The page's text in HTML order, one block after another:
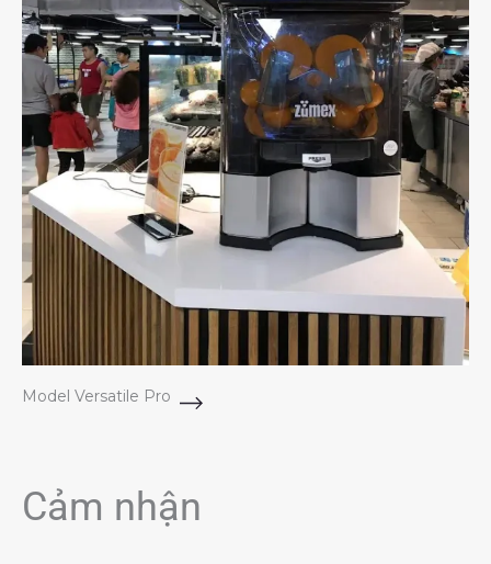
Model Versatile Pro
Cảm nhận